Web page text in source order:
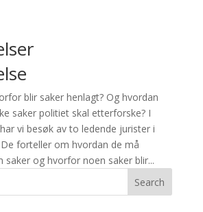
blir saker henlagt? Og hvordan
saker politiet skal etterforske? I
vi besøk av to ledende jurister i
forteller om hvordan de må
saker og hvorfor noen saker blir...
Search